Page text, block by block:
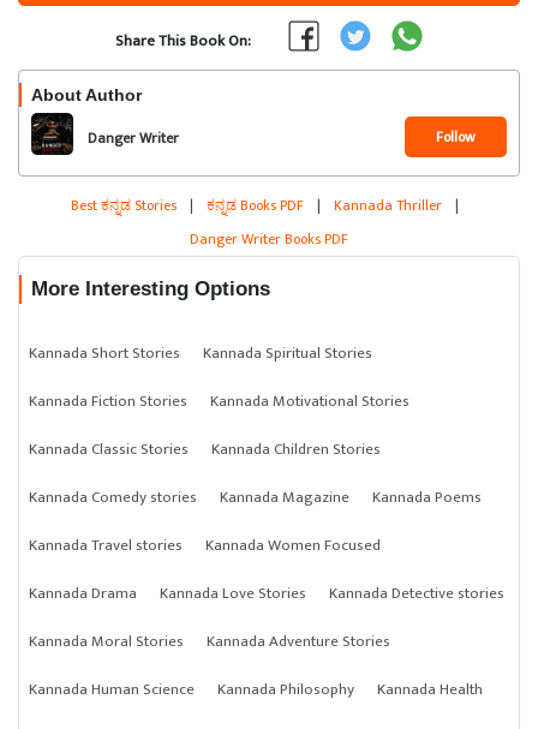
Share This Book On:
About Author
Danger Writer Follow
Best ಕನ್ನಡ Stories | ಕನ್ನಡ Books PDF | Kannada Thriller |
Danger Writer Books PDF
More Interesting Options
Kannada Short Stories
Kannada Spiritual Stories
Kannada Fiction Stories
Kannada Motivational Stories
Kannada Classic Stories
Kannada Children Stories
Kannada Comedy stories
Kannada Magazine
Kannada Poems
Kannada Travel stories
Kannada Women Focused
Kannada Drama
Kannada Love Stories
Kannada Detective stories
Kannada Moral Stories
Kannada Adventure Stories
Kannada Human Science
Kannada Philosophy
Kannada Health